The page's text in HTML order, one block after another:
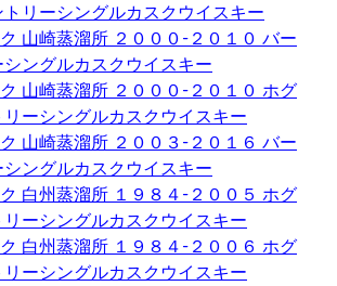
トリーシングルカスクウイスキー
山崎蒸溜所 ２０００-２０１０ バー
ングルカスクウイスキー
山崎蒸溜所 ２０００-２０１０ ホグ
ーシングルカスクウイスキー
山崎蒸溜所 ２００３-２０１６ バー
ングルカスクウイスキー
白州蒸溜所 １９８４-２００５ ホグ
ーシングルカスクウイスキー
白州蒸溜所 １９８４-２００６ ホグ
ーシングルカスクウイスキー